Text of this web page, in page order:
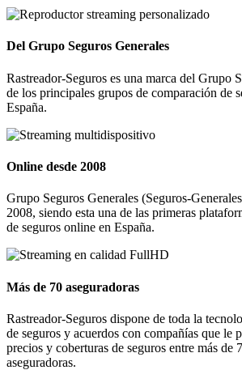
Del Grupo Seguros Generales
Rastreador-Seguros es una marca del Grupo
de los principales grupos de comparación de
España.
Online desde 2008
Grupo Seguros Generales (Seguros-
2008, siendo esta una de las primeras
de seguros online en España.
Más de 70 aseguradoras
Rastreador-Seguros dispone de toda la
de seguros y acuerdos con compañías que le
precios y coberturas de seguros entre más de
aseguradoras.